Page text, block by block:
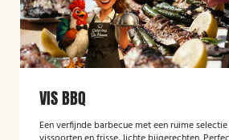
VIS BBQ
Een verfijnde barbecue met een ruime